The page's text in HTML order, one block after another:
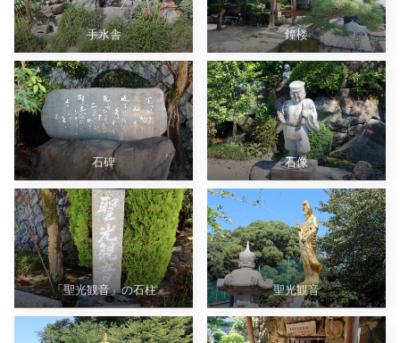
手水舎 鐘楼
石碑 石像
「聖光観音」の石柱 聖光観音